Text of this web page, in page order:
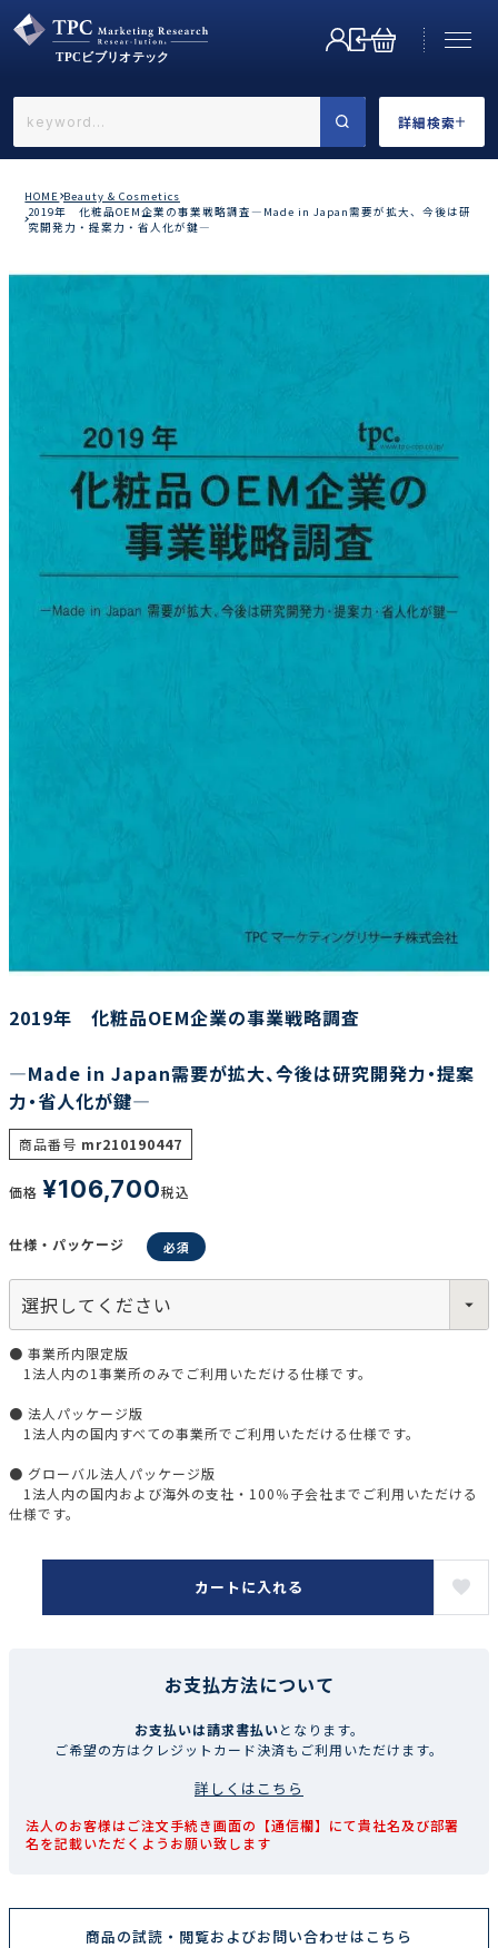
詳細検索
←戻る
カテゴリで選ぶ
HOME Beauty & Cosmetics
2019年 化粧品OEM企業の事業戦略調査―Made in Japan需要が拡大、今後は研
究開発力・提案力・省人化が鍵―
2019年 化粧品OEM企業の事業戦略調査
―Made in Japan需要が拡大、今後は研究開発力・提案
力・省人化が鍵―
商品番号 mr210190447
価格 ¥106,700税込
仕様・パッケージ
● 事業所内限定版
1法人内の1事業所のみでご利用いただける仕様です。
● 法人パッケージ版
1法人内の国内すべての事業所でご利用いただける仕様です。
● グローバル法人パッケージ版
1法人内の国内および海外の支社・100％子会社までご利用いただける
仕様です。
カートに入れる
お支払方法について
お支払いは請求書払いとなります。
ご希望の方はクレジットカード決済もご利用いただけます。
詳しくはこちら
法人のお客様はご注文手続き画面の【通信欄】にて貴社名及び部署
名を記載いただくようお願い致します
商品の試読・閲覧およびお問い合わせはこちら